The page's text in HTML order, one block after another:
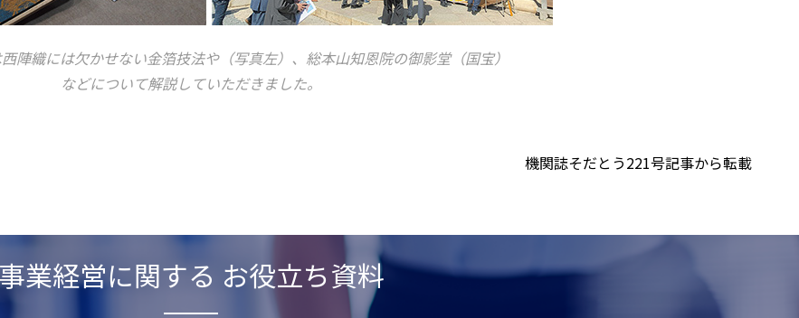
陣織には欠かせない金箔技法や（写真左）、総本山知恩院の御影堂（国宝）
などについて解説していただきました。
機関誌そだとう221号記事から転載
業経営に関する お役立ち資料